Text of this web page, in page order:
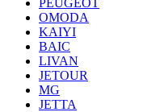
PEUGEOT
OMODA
KAIYI
BAIC
LIVAN
JETOUR
MG
JETTA